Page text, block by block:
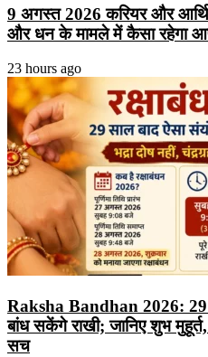
9 अगस्त 2026 करियर और
और धन के मामले में कैसा रहेगा
23 hours ago
Raksha Bandhan 2026: 29
बांध सकेंगे राखी; जानिए शुभ
सच